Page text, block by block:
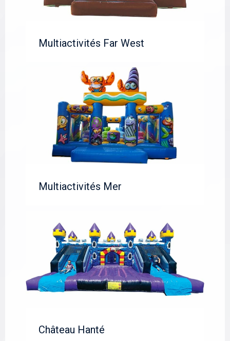
Multiactivités Far West
Multiactivités Mer
Château Hanté